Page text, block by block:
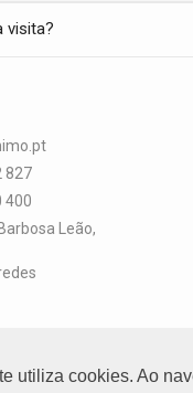
utiliza cookies. Ao
visita?
827
400
Leão,